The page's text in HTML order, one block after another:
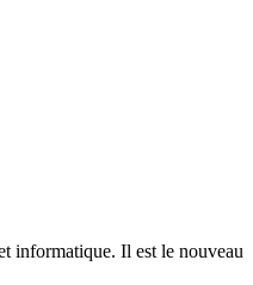
informatique. Il est le nouveau